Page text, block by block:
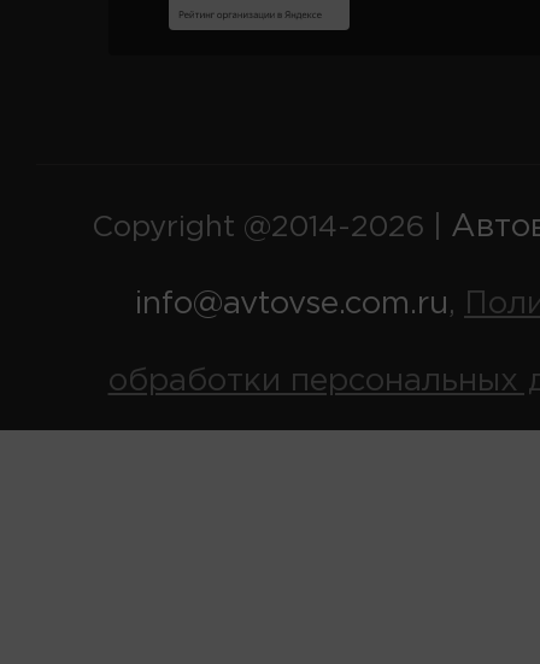
Copyright @2014-2026 |
info@avtovse.com.ru,
обработки персональных